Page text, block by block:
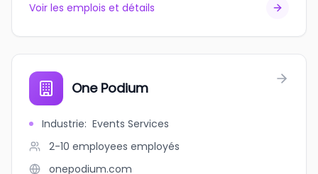
Voir les emplois et détails
One Podium
Industrie: Events Services
2-10 employees employés
onepodium.com